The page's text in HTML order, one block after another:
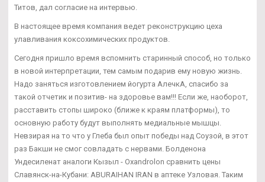
Титов, дал согласие на интервью.
В настоящее время компания ведет реконструкцию цеха
улавливания коксохимических продуктов.
Сегодня пришло время вспомнить старинный способ, но только
в новой интерпретации, тем самым подарив ему новую жизнь.
Надо заняться изготовлением йогурта АлечкА, спасибо за
такой отчетик и позитив- на здоровье вам!!! Если же, наоборот,
расставить стопы широко (ближе к краям платформы), то
основную работу будут выполнять медиальные мышцы.
Невзирая на то что у Глеба был опыт победы над Соузой, в этот
раз Бакши не смог совладать с нервами. Болденона
Ундесиленат аналоги Кызыл - Oxandrolon сравнить цены
Славянск-на-Кубани: ABURAIHAN IRAN в аптеке Узловая. Таким